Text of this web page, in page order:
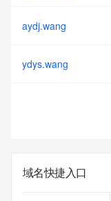
aydj.wang
ydys.wang
域名快捷入口